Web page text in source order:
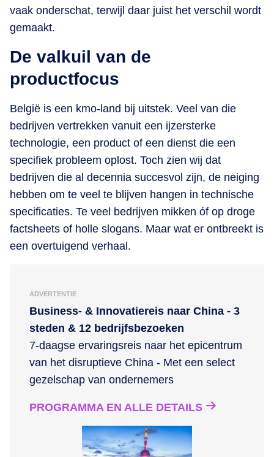
vaak onderschat, terwijl daar juist het verschil wordt
gemaakt.
De valkuil van de
productfocus
België is een kmo-land bij uitstek. Veel van die
bedrijven vertrekken vanuit een ijzersterke
technologie, een product of een dienst die een
specifiek probleem oplost. Toch zien wij dat
bedrijven die al decennia succesvol zijn, de neiging
hebben om te veel te blijven hangen in technische
specificaties. Te veel bedrijven mikken óf op droge
factsheets of holle slogans. Maar wat er ontbreekt is
een overtuigend verhaal.
ADVERTENTIE
Business- & Innovatiereis naar China - 3
steden & 12 bedrijfsbezoeken
7-daagse ervaringsreis naar het epicentrum
van het disruptieve China - Met een select
gezelschap van ondernemers
PROGRAMMA EN ALLE DETAILS